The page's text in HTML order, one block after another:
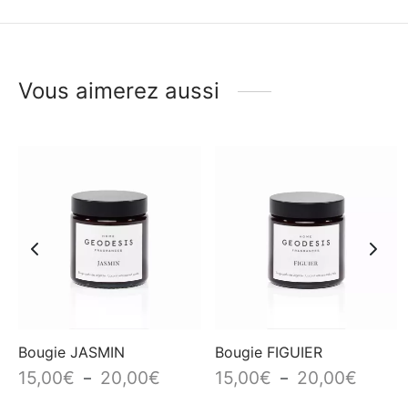
Vous aimerez aussi
Bougie JASMIN
15,00€ – 20,00€
Bougie FIGUIER
15,00€ – 20,00€